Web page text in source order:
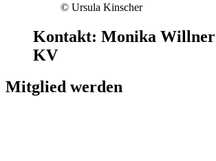
© Ursula Kinscher
Kontakt: Monika Willner
KV
Mitglied werden